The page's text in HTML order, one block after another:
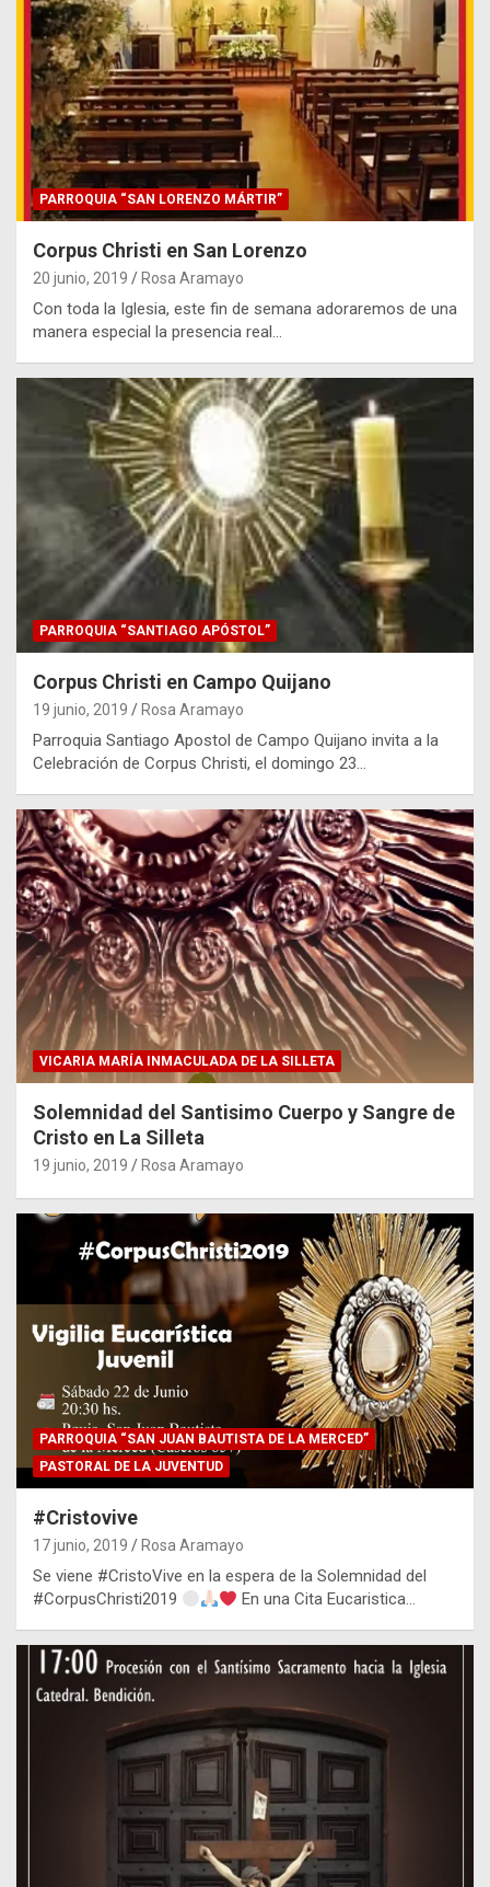
PARROQUIA “SAN LORENZO MÁRTIR”
Corpus Christi en San Lorenzo
20 junio, 2019 Rosa Aramayo
Con toda la Iglesia, este fin de semana adoraremos de una
manera especial la presencia real…
PARROQUIA “SANTIAGO APÓSTOL”
Corpus Christi en Campo Quijano
19 junio, 2019 Rosa Aramayo
Parroquia Santiago Apostol de Campo Quijano invita a la
Celebración de Corpus Christi, el domingo 23…
VICARIA MARÍA INMACULADA DE LA SILLETA
Solemnidad del Santisimo Cuerpo y Sangre de
Cristo en La Silleta
19 junio, 2019 Rosa Aramayo
PARROQUIA “SAN JUAN BAUTISTA DE LA MERCED”
PASTORAL DE LA JUVENTUD
#Cristovive
17 junio, 2019 Rosa Aramayo
Se viene #CristoVive en la espera de la Solemnidad del
#CorpusChristi2019
En una Cita Eucaristica…